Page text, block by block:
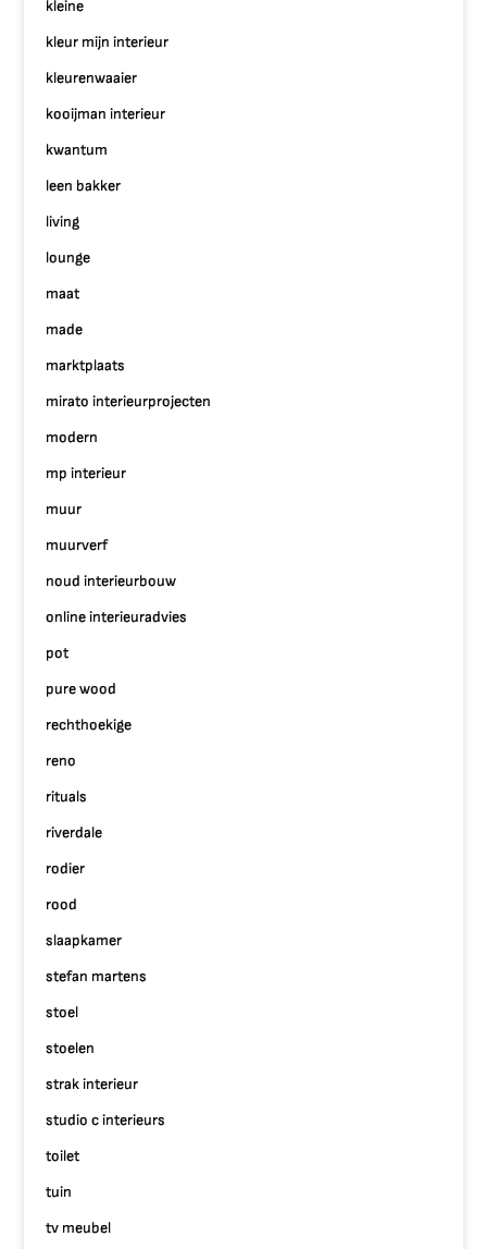
kleine
kleur mijn interieur
kleurenwaaier
kooijman interieur
kwantum
leen bakker
living
lounge
maat
made
marktplaats
mirato interieurprojecten
modern
mp interieur
muur
muurverf
noud interieurbouw
online interieuradvies
pot
pure wood
rechthoekige
reno
rituals
riverdale
rodier
rood
slaapkamer
stefan martens
stoel
stoelen
strak interieur
studio c interieurs
toilet
tuin
tv meubel